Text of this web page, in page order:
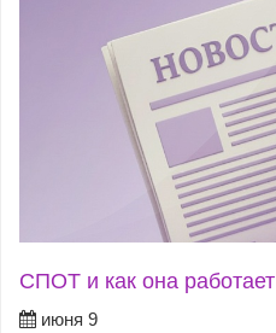
СПОТ и как она работает
июня 9